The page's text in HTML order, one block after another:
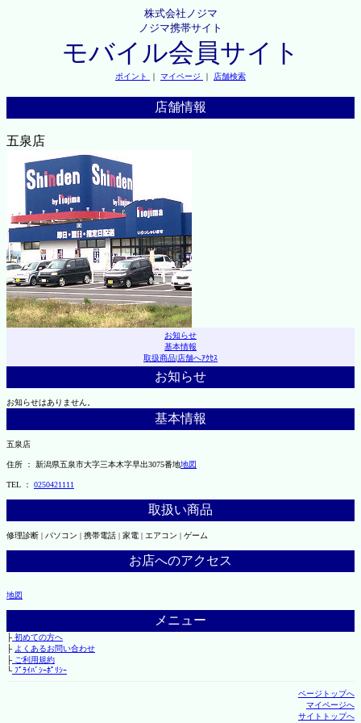
株式会社ノジマ
ノジマ携帯サイト
モバイル会員サイト
ポイント ｜ マイページ ｜ 店舗検索
店舗情報
五泉店
お知らせ
基本情報
取扱商品|店舗へｱｸｾｽ
お知らせ
お知らせはありません。
基本情報
五泉店
住所 ： 新潟県五泉市大字三本木字早出3075番地地図
TEL ： 0250421111
取扱い商品
修理診断 | パソコン | 携帯電話 | 家電 | エアコン | ゲーム
お店へのアクセス
地図
メニュー
├初めての方へ
├ よくあるお問い合わせ
├ご利用規約
└ﾌﾟﾗｲﾊﾞｼｰﾎﾟﾘｼｰ
ページトップへ
マイページへ
サイトトップへ